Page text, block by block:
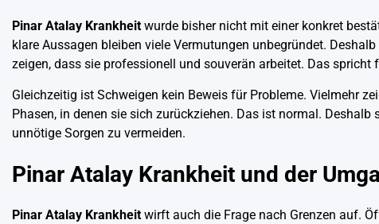
Pinar Atalay Krankheit wurde bisher nicht mit einer konkret
klare Aussagen bleiben viele Vermutungen unbegründet.
zeigen, dass sie professionell und souverän arbeitet. Das spricht
Gleichzeitig ist Schweigen kein Beweis für Probleme. Vielmehr
Phasen, in denen sie sich zurückziehen. Das ist normal.
unnötige Sorgen zu vermeiden.
Pinar Atalay Krankheit und der
Pinar Atalay Krankheit wirft auch die Frage nach Grenzen auf.